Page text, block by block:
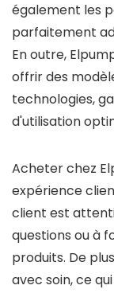
également les
parfaitement
En outre,
offrir des
technologies,
d'utilisation
Acheter chez
expérience
client est
questions ou à
produits. De
avec soin, ce